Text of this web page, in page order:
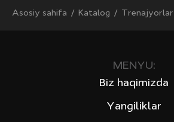
Asosiy sahifa Katalog Trenajyorlar
MENYU:
Biz haqimizda
Yangiliklar